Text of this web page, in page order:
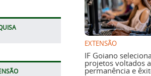
EXTENSÃO
IF Goiano
projetos voltados
permanência e